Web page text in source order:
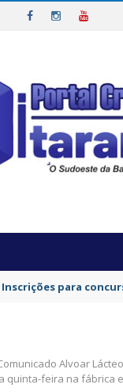
Inscrições para
Alvoar
quinta-feira na fábrica